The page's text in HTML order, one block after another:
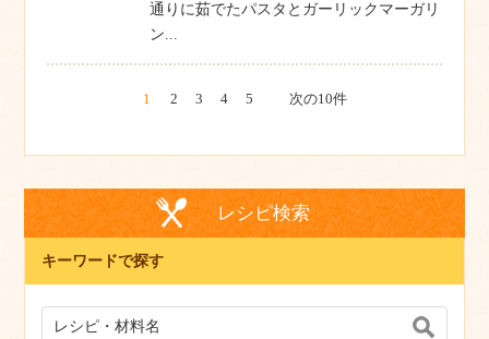
通りに茹でたパスタとガーリックマーガリ
ン...
1 2 3 4 5 次の10件
レシピ検索
キーワードで探す